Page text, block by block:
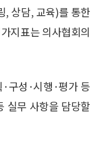
상담, 교육)를 통한
지표는 의사협회의
구성·시행·평가 등
실무 사항을 담당할